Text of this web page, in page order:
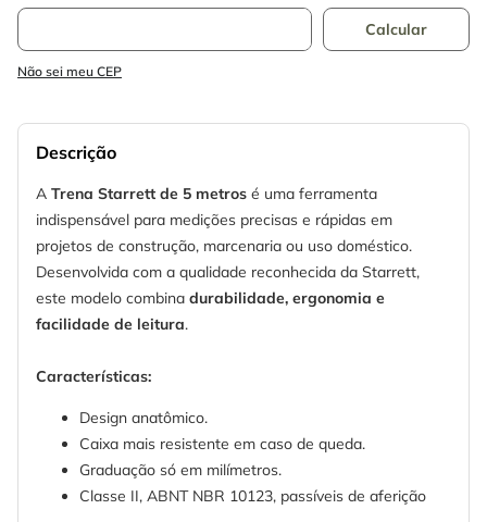
Não sei meu CEP
Descrição
A Trena Starrett de 5 metros é uma ferramenta
indispensável para medições precisas e rápidas em
projetos de construção, marcenaria ou uso doméstico.
Desenvolvida com a qualidade reconhecida da Starrett,
este modelo combina durabilidade, ergonomia e
facilidade de leitura.
Características:
Design anatômico.
Caixa mais resistente em caso de queda.
Graduação só em milímetros.
Classe II, ABNT NBR 10123, passíveis de aferição